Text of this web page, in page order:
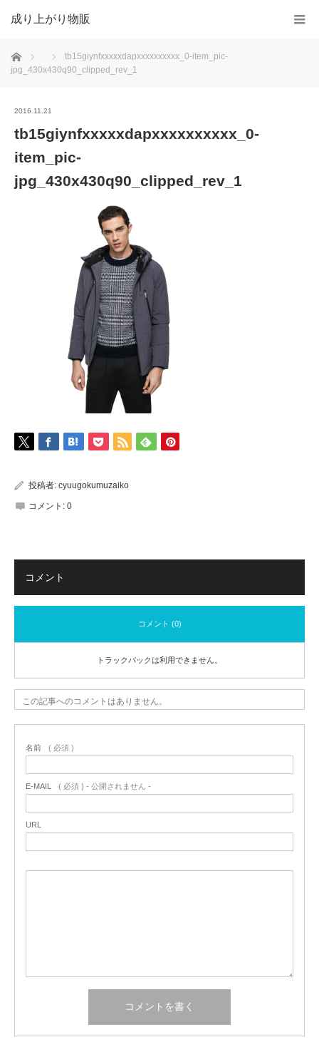
成り上がり物販
ホーム
tb15giynfxxxxxdapxxxxxxxxxx_0-item_pic-
jpg_430x430q90_clipped_rev_1
2016.11.21
tb15giynfxxxxxdapxxxxxxxxxx_0-
item_pic-
jpg_430x430q90_clipped_rev_1
投稿者: cyuugokumuzaiko
コメント: 0
コメント
コメント (0)
トラックバックは利用できません。
この記事へのコメントはありません。
名前 ( 必須 )
E-MAIL ( 必須 ) - 公開されません -
URL